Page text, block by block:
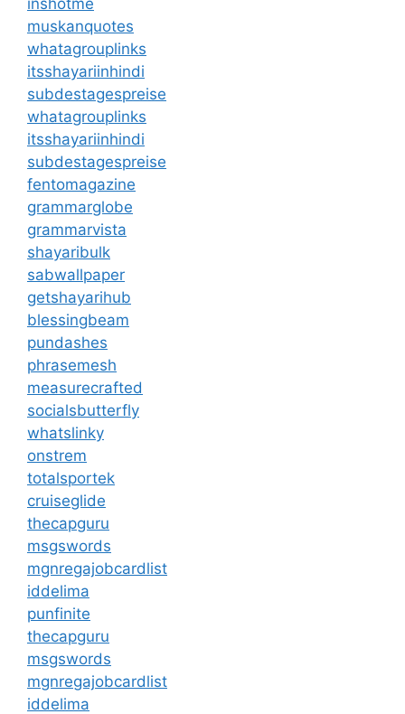
inshotme
muskanquotes
whatagrouplinks
itsshayariinhindi
subdestagespreise
whatagrouplinks
itsshayariinhindi
subdestagespreise
fentomagazine
grammarglobe
grammarvista
shayaribulk
sabwallpaper
getshayarihub
blessingbeam
pundashes
phrasemesh
measurecrafted
socialsbutterfly
whatslinky
onstrem
totalsportek
cruiseglide
thecapguru
msgswords
mgnregajobcardlist
iddelima
punfinite
thecapguru
msgswords
mgnregajobcardlist
iddelima